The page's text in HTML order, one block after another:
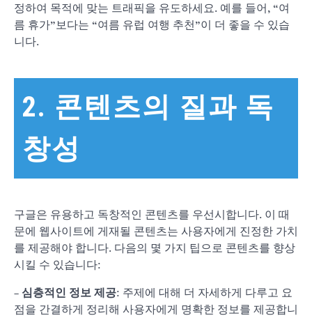
정하여 목적에 맞는 트래픽을 유도하세요. 예를 들어, “여
름 휴가”보다는 “여름 유럽 여행 추천”이 더 좋을 수 있습
니다.
2. 콘텐츠의 질과 독
창성
구글은 유용하고 독창적인 콘텐츠를 우선시합니다. 이 때
문에 웹사이트에 게재될 콘텐츠는 사용자에게 진정한 가치
를 제공해야 합니다. 다음의 몇 가지 팁으로 콘텐츠를 향상
시킬 수 있습니다:
– 심층적인 정보 제공: 주제에 대해 더 자세하게 다루고 요
점을 간결하게 정리해 사용자에게 명확한 정보를 제공합니